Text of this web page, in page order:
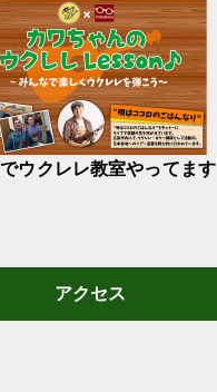
ウクレレ教室やってます
アクセス